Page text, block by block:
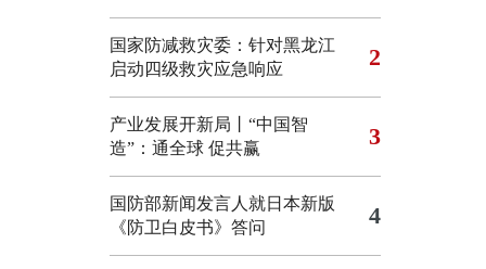
国家防减救灾委：针对黑龙江
启动四级救灾应急响应
2
产业发展开新局丨“中国智
造”：通全球 促共赢
3
国防部新闻发言人就日本新版
《防卫白皮书》答问
4